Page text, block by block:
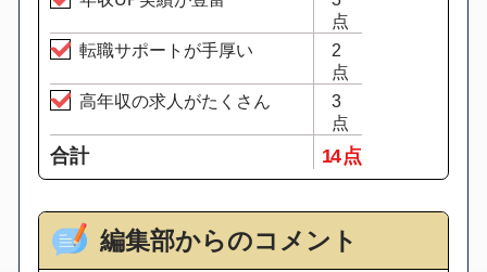
点
転職サポートが手厚い
2
点
高年収の求人がたくさん
3
点
合計 14 点
編集部からのコメント